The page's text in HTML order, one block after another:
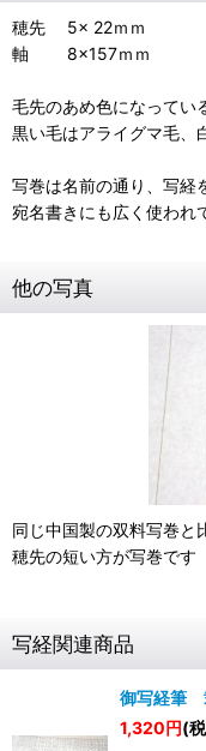
穂先 5× 22ｍｍ
軸 8×157ｍｍ
毛先のあめ色になってい
黒い毛はアライグマ毛、
写巻は名前の通り、写経
宛名書きにも広く使われ
他の写真
同じ中国製の双料写巻と
穂先の短い方が写巻です
写経関連商品
御写経筆
1,320円(